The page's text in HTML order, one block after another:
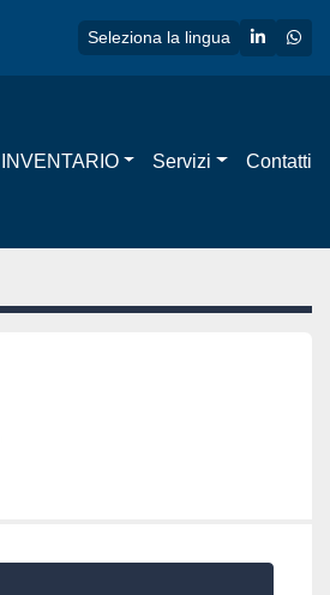
Seleziona la lingua linkedin
INVENTARIO Servizi Contatti